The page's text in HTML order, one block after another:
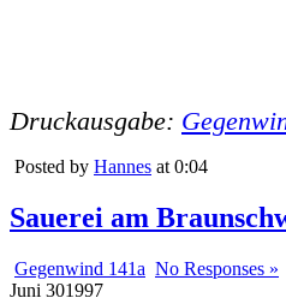
Druckausgabe:
Posted by Hannes at 0:04
Sauerei am
Gegenwind 141a No Responses »
Juni 301997